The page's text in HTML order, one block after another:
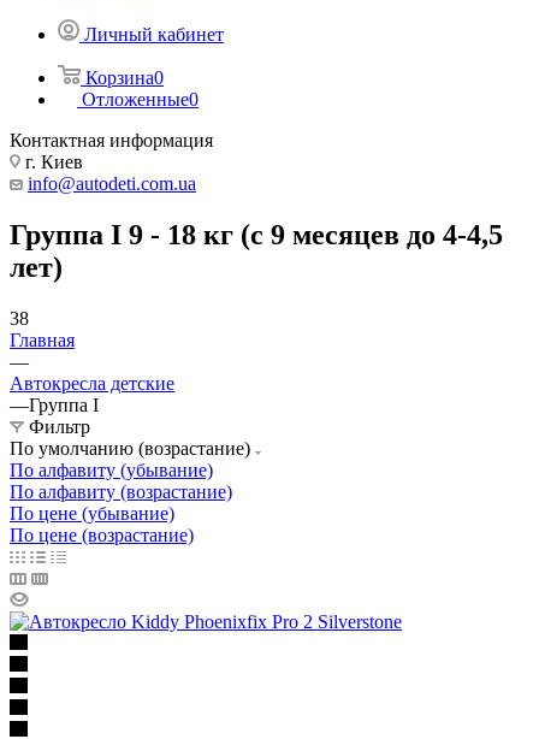
Личный кабинет
Корзина0
Отложенные0
Контактная информация
г. Киев
info@autodeti.com.ua
Группа I 9 - 18 кг (с 9 месяцев до 4-4,5
лет)
38
Главная
—
Автокресла детские
—Группа I
Фильтр
По умолчанию (возрастание)
По алфавиту (убывание)
По алфавиту (возрастание)
По цене (убывание)
По цене (возрастание)